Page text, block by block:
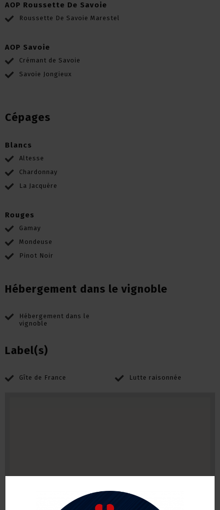
AOP Roussette De Savoie
Roussette De Savoie Marestel
AOP Savoie
Crémant de Savoie
Savoie Jongieux
Cépages
Blancs
Altesse
Chardonnay
La Jacquère
Rouges
Gamay
Mondeuse
Pinot Noir
Hébergement dans le vignoble
Hébergement dans le
vignoble
Label(s)
Gîte de France Lutte raisonnée